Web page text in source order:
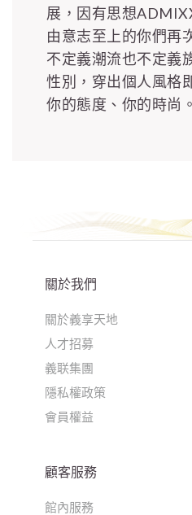
展，因有思想
由意志至上的你們再
不定義潮流也不定義
性別，穿出個人風格
你的態度、你的時尚。
關於我們
關於義享天地
人才招募
義联集團
隱私權政策
會員權益
顧客服務
館內服務